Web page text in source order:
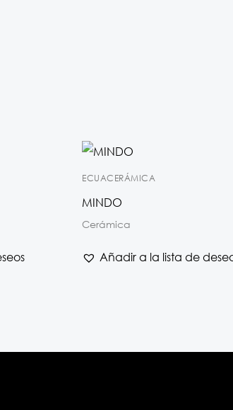
ECUACERÁMICA
MINDO
Cerámica
Añadir a la lista de